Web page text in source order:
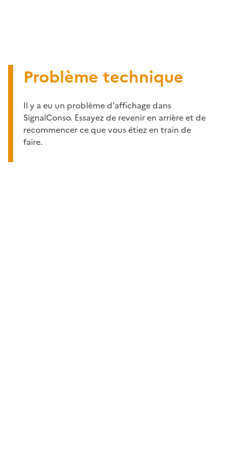
Problème technique
Il y a eu un problème d'affichage dans
SignalConso. Essayez de revenir en arrière et de
recommencer ce que vous étiez en train de
faire.